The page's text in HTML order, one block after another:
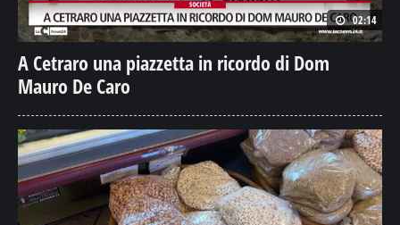
02:14
A Cetraro una piazzetta in ricordo di Dom
Mauro De Caro